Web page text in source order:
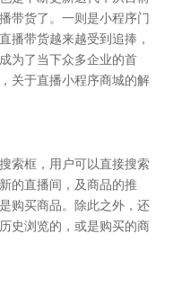
带货了。一则是小程序门
播带货越来越受到追捧，
为了当下众多企业的首
关于直播小程序商城的解
索框，用户可以直接搜索
的直播间，及商品的推
购买商品。除此之外，还
史浏览的，或是购买的商